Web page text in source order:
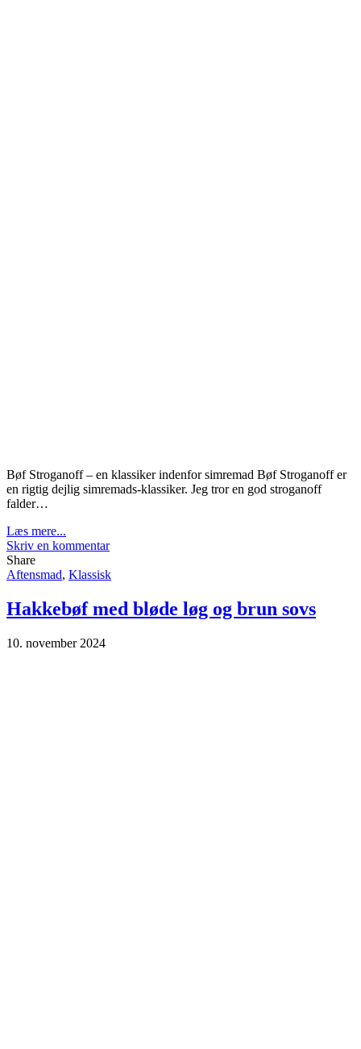
Bøf Stroganoff – en klassiker indenfor simremad Bøf Stroganoff er
en rigtig dejlig simremads-klassiker. Jeg tror en god stroganoff
falder…
Læs mere...
Skriv en kommentar
Share
Aftensmad, Klassisk
Hakkebøf med bløde løg og brun sovs
10. november 2024